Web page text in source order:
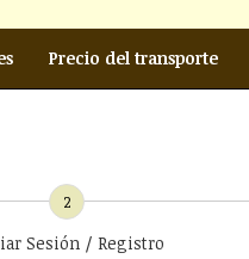
Precio del transporte
2
Sesión / Registro